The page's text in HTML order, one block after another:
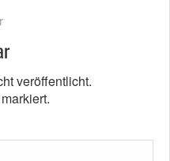
veröffentlicht.
markiert.